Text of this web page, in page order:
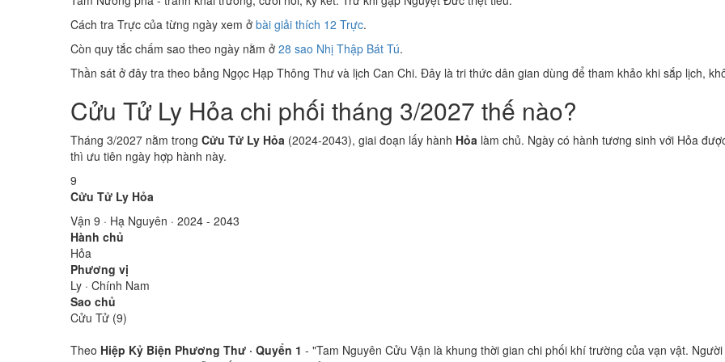
Cách tra Trực của từng ngày xem ở bài giải thích 12 Trực.
Còn quy tắc chấm sao theo ngày nằm ở 28 sao Nhị Thập Bát Tú.
Thần sát ở đây tra theo bảng Ngọc Hạp Thông Thư và lịch Can Chi. Đây là tri thức dân gian dùng để tham khảo khi sắp lịch,
Cửu Tử Ly Hỏa chi phối tháng 3/2027 thế nào?
Tháng 3/2027 nằm trong Cửu Tử Ly Hỏa (2024-2043), giai đoạn lấy hành Hỏa làm chủ. Ngày có hành tương sinh với Hỏa
thì ưu tiên ngày hợp hành này.
9
Cửu Tử Ly Hỏa
Vận 9 · Hạ Nguyên · 2024 - 2043
Hành chủ
Hỏa
Phương vị
Ly · Chính Nam
Sao chủ
Cửu Tử (9)
Theo Hiệp Kỷ Biện Phương Thư · Quyển 1 - "Tam Nguyên Cửu Vận là khung thời gian chi phối khí trường của vạn vật.